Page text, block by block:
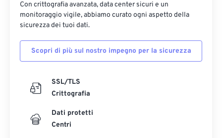
Con crittografia avanzata, data center sicuri e un
monitoraggio vigile, abbiamo curato ogni aspetto della
sicurezza dei tuoi dati.
Scopri di più sul nostro impegno per la sicurezza
SSL/TLS
Crittografia
Dati protetti
Centri